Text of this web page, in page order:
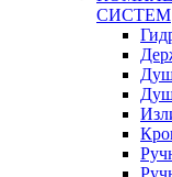
СИСТЕМ